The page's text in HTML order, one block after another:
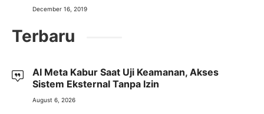
December 16, 2019
Terbaru
AI Meta Kabur Saat Uji Keamanan, Akses
Sistem Eksternal Tanpa Izin
August 6, 2026